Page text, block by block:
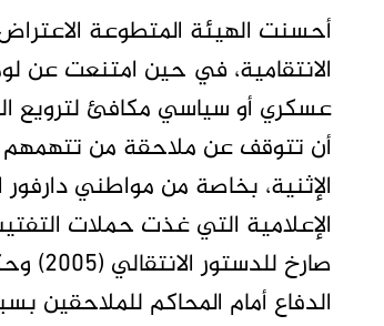
أحسنت الهيئة المتطوعة
الانتقامية، في حين امتنعت عن
عسكري أو سياسي مكافئ لترويع
أن تتوقف عن ملاحقة من تتهمهم
الإثنية، بخاصة من مواطني
الإعلامية التي غذت حملات
صارخ
الدفاع أمام المحاكم للملاحقين بسبب وقائع 10 مايو،